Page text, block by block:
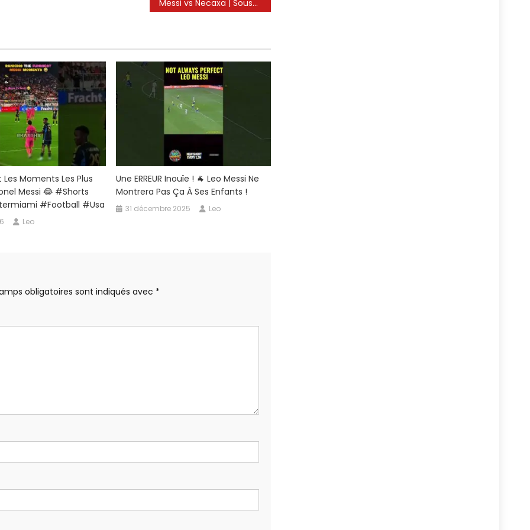
Messi vs Necaxa | Sous-éteint blessé à la 10e minute… 😢⚠️ | 02/08/2025
Moments Les Plus
Messi 😂 #shorts
#football #usa
Leo
Une ERREUR Inouïe ! 🐐 Leo Messi Ne
Montrera Pas Ça À Ses Enfants !
31 décembre 2025 Leo
obligatoires sont indiqués avec *